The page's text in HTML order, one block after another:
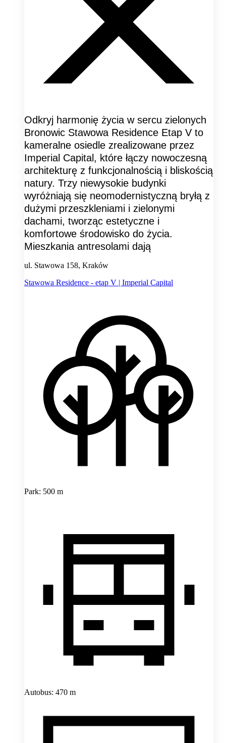
Odkryj harmonię życia w sercu zielonych
Bronowic Stawowa Residence Etap V to
kameralne osiedle zrealizowane przez
Imperial Capital, które łączy nowoczesną
architekturę z funkcjonalnością i bliskością
natury. Trzy niewysokie budynki
wyróżniają się neomodernistyczną bryłą z
dużymi przeszkleniami i zielonymi
dachami, tworząc estetyczne i
komfortowe środowisko do życia.
Mieszkania antresolami dają
ul. Stawowa 158, Kraków
Stawowa Residence - etap V | Imperial Capital
Park: 500 m
Autobus: 470 m